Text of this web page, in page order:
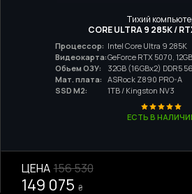
Тихий
CORE ULTRA 9 285K /
Процессор: Intel Core Ultra 9 285K
Видеокарта:GeForce RTX 5070, 12GB
Обьем ОЗУ:
32GB (16GBx2) DDR5
Мат. плата:
ASRock Z890 PRO-A
SSD M2:
1TB / Kingston NV3
ЕСТЬ В
ЦЕНА 156 530
149 075 ₴